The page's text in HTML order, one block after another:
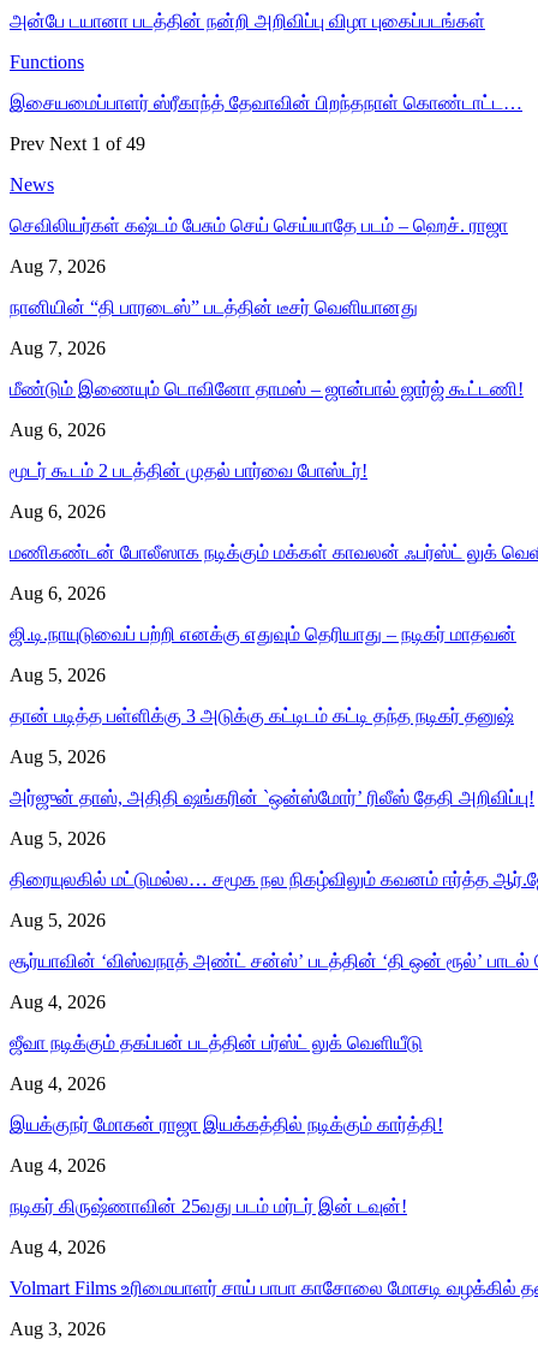
அன்பே டயானா படத்தின் நன்றி அறிவிப்பு விழா புகைப்படங்கள்
Functions
இசையமைப்பாளர் ஸ்ரீகாந்த் தேவாவின் பிறந்தநாள் கொண்டாட்ட…
Prev Next 1 of 49
News
செவிலியர்கள் கஷ்டம் பேசும் செய் செய்யாதே படம் – ஹெச். ராஜா
Aug 7, 2026
நானியின் “தி பாரடைஸ்” படத்தின் டீசர் வெளியானது
Aug 7, 2026
மீண்டும் இணையும் டொவினோ தாமஸ் – ஜான்பால் ஜார்ஜ் கூட்டணி!
Aug 6, 2026
மூடர் கூடம் 2 படத்தின் முதல் பார்வை போஸ்டர்!
Aug 6, 2026
மணிகண்டன் போலீஸாக நடிக்கும் மக்கள் காவலன் ஃபர்ஸ்ட் லுக்
Aug 6, 2026
ஜி.டி.நாயுடுவைப் பற்றி எனக்கு எதுவும் தெரியாது – நடிகர் மாதவன்
Aug 5, 2026
தான் படித்த பள்ளிக்கு 3 அடுக்கு கட்டிடம் கட்டி தந்த நடிகர் தனுஷ்
Aug 5, 2026
அர்ஜுன் தாஸ், அதிதி ஷங்கரின் `ஒன்ஸ்மோர்’ ரிலீஸ் தேதி அறிவிப்பு!
Aug 5, 2026
திரையுலகில் மட்டுமல்ல… சமூக நல நிகழ்விலும் கவனம் ஈர்த்த
Aug 5, 2026
சூர்யாவின் ‘விஸ்வநாத் அண்ட் சன்ஸ்’ படத்தின் ‘தி ஒன் ரூல்’ பாடல்
Aug 4, 2026
ஜீவா நடிக்கும் தகப்பன் படத்தின் பர்ஸ்ட் லுக் வெளியீடு
Aug 4, 2026
இயக்குநர் மோகன் ராஜா இயக்கத்தில் நடிக்கும் கார்த்தி!
Aug 4, 2026
நடிகர் கிருஷ்ணாவின் 25வது படம் மர்டர் இன் டவுன்!
Aug 4, 2026
Volmart Films உரிமையாளர் சாய் பாபா காசோலை மோசடி
Aug 3, 2026